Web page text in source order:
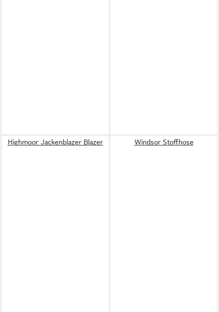
Highmoor Jackenblazer Blazer Windsor Stoffhose